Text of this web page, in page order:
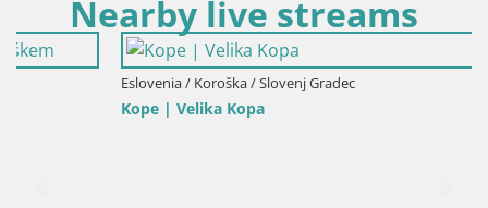
Nearby live streams
Eslovenia / Koroška / Slovenj Gradec
Kope | Velika Kopa